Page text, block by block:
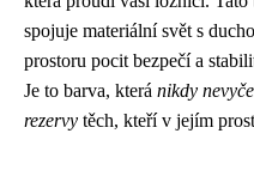
spojuje materiální svět s
prostoru pocit bezpečí a
Je to barva, která nikdy
rezervy těch, kteří v jejím